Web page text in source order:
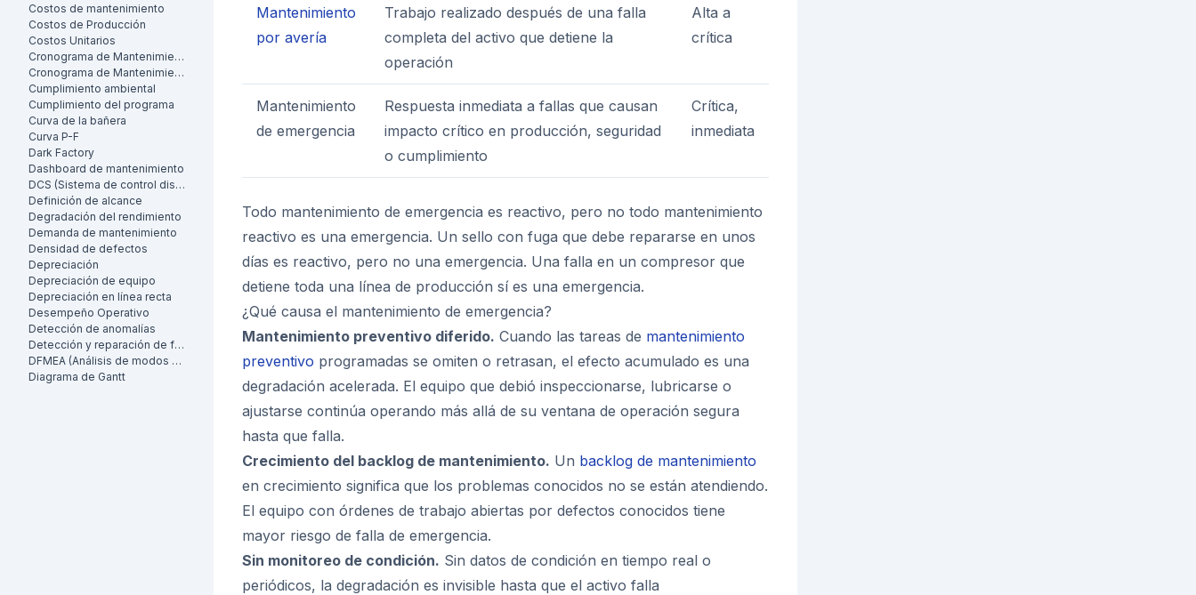
Costos de mantenimiento
Costos de Producción
Costos Unitarios
Cronograma de Mantenimiento
Cronograma de Mantenimiento
Cumplimiento ambiental
Cumplimiento del programa
Curva de la bañera
Curva P-F
Dark Factory
Dashboard de mantenimiento
DCS (Sistema de control distribuido)
Definición de alcance
Degradación del rendimiento
Demanda de mantenimiento
Densidad de defectos
Depreciación
Depreciación de equipo
Depreciación en línea recta
Desempeño Operativo
Detección de anomalías
Detección y reparación de fugas (LDAR)
DFMEA (Análisis de modos de falla y efectos de diseño)
Diagrama de Gantt
Mantenimiento
por avería
Trabajo realizado después de una falla
completa del activo que detiene la
operación
Alta a
crítica
Mantenimiento
de emergencia
Respuesta inmediata a fallas que causan
impacto crítico en producción, seguridad
o cumplimiento
Crítica,
inmediata
Todo mantenimiento de emergencia es reactivo, pero no todo mantenimiento
reactivo es una emergencia. Un sello con fuga que debe repararse en unos
días es reactivo, pero no una emergencia. Una falla en un compresor que
detiene toda una línea de producción sí es una emergencia.
¿Qué causa el mantenimiento de emergencia?
Mantenimiento preventivo diferido. Cuando las tareas de mantenimiento
preventivo programadas se omiten o retrasan, el efecto acumulado es una
degradación acelerada. El equipo que debió inspeccionarse, lubricarse o
ajustarse continúa operando más allá de su ventana de operación segura
hasta que falla.
Crecimiento del backlog de mantenimiento. Un backlog de mantenimiento
en crecimiento significa que los problemas conocidos no se están atendiendo.
El equipo con órdenes de trabajo abiertas por defectos conocidos tiene
mayor riesgo de falla de emergencia.
Sin monitoreo de condición. Sin datos de condición en tiempo real o
periódicos, la degradación es invisible hasta que el activo falla